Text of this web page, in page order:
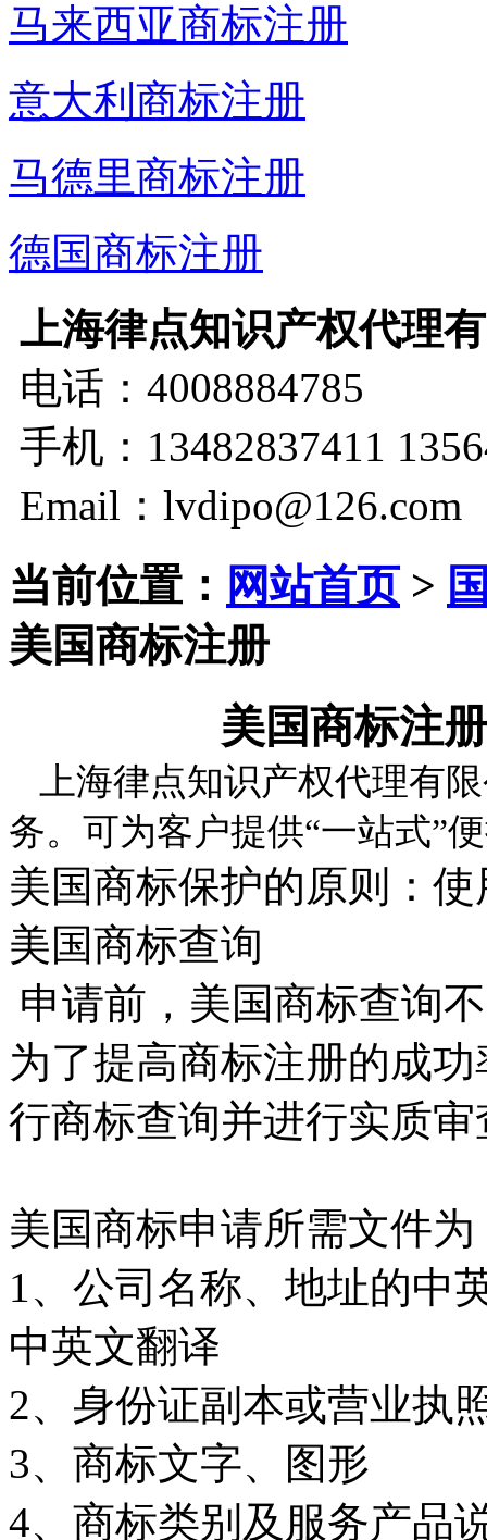
马来西亚商标注册
意大利商标注册
马德里商标注册
德国商标注册
上海律点知识产权代理
电话：4008884785
手机：13482837411
Email：lvdipo@126.com
当前位置： 网站首页>
美国商标注册
美国商标注
上海律点知识产权代理有
务。可为客户提供“一站式”
美国商标保护的原则：
美国商标查询
申请前，美国商标查询
为了提高商标注册的成
行商标查询并进行实质审
美国商标申请所需文件为
1、公司名称、地址的中
中英文翻译
2、身份证副本或营业执
3、商标文字、图形
4、商标类别及服务产品